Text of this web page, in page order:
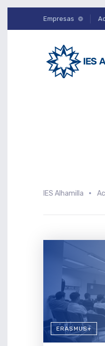
Empresas
IES Alhamilla
ERASMUS+